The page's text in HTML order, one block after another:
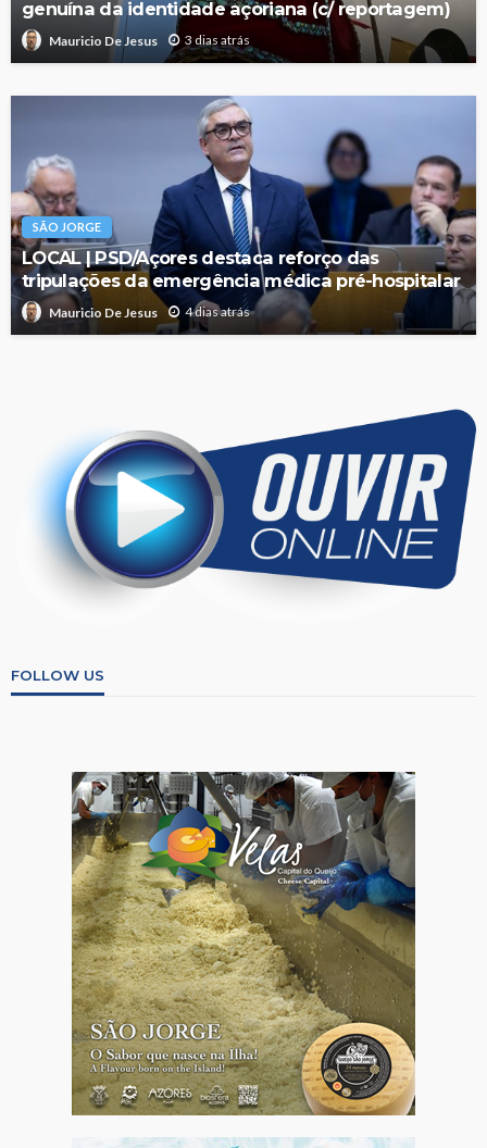
genuína da identidade açoriana (c/ reportagem)
Mauricio De Jesus 3 dias atrás
SÃO JORGE
LOCAL | PSD/Açores destaca reforço das
tripulações da emergência médica pré-hospitalar
Mauricio De Jesus 4 dias atrás
FOLLOW US